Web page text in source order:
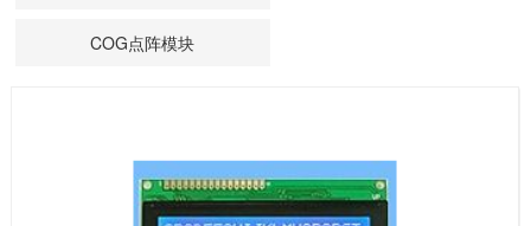
COG点阵模块